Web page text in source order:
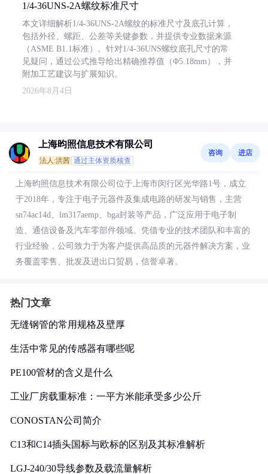
1/4-36UNS-2A螺纹标准尺寸
本文详细解析1/4-36UNS-2A螺纹的标准尺寸及底孔计算，
包括外径、螺距、公差等关键参数，并提供专业数据来源
（ASME B1.1标准）。针对1/4-36UNS螺纹底孔尺寸的常
见疑问，通过公式推导给出精确推荐值（Φ5.18mm），并
附加工艺建议与扩展知识。
2026年8月4日
上海昀照信息技术有限公司
法人:洪茜 通过主体资质核查
咨询 进店
上海昀照信息技术有限公司位于上海市闵行区光华路1号，成立
于2018年，专注于电子元器件及集成电路的研发与销售，主营
sn74ac14d、lm317aemp、bga封装等产品，广泛应用于电子制
造、通信设备及汽车零部件领域。凭借专业的技术团队和丰富的
行业经验，公司致力于为客户提供高品质的元器件解决方案，业
务覆盖零售、批发及进出口贸易，信誉卓著。
热门文章
无缝钢管的常用规格及壁厚
生活中常见的传感器有哪些呢
PE100管材的含义是什么
工业厂房载重标准：一平方米能承受多少公斤
CONOSTAN公司简介
C13和C14插头国标与欧标的区别及其标准解析
LGJ-240/30导线参数及载流量解析